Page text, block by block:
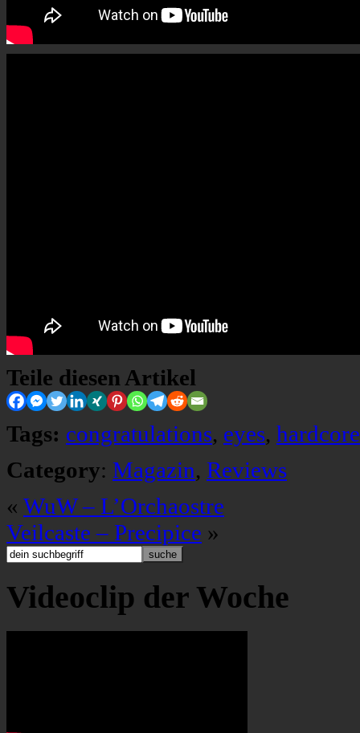
Teile diesen Artikel
Tags: congratulations, eyes,
Category: Magazin, Reviews
« WuW – L’Orchaostre
Veilcaste – Precipice »
Videoclip der Woche